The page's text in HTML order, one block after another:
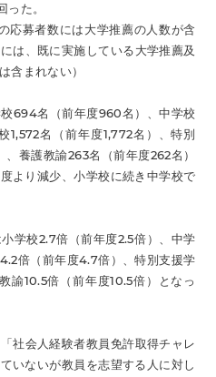
た。
応募者数には大学推薦の人数が含
は、既に実施している大学推薦及
含まれない）
694名（前年度960名）、中学校
1,572名（前年度1,772名）、特別
養護教諭263名（前年度262名）
より減少、小学校に続き中学校で
学校2.7倍（前年度2.5倍）、中学
倍（前年度4.7倍）、特別支援学
諭10.5倍（前年度10.5倍）となっ
社会人経験者教員免許取得チャレ
いないが教員を志望する人に対し